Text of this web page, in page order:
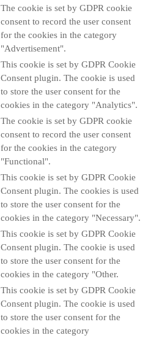
The cookie is set by GDPR cookie
consent to record the user consent
for the cookies in the category
"Advertisement".
This cookie is set by GDPR Cookie
Consent plugin. The cookie is used
to store the user consent for the
cookies in the category "Analytics".
The cookie is set by GDPR cookie
consent to record the user consent
for the cookies in the category
"Functional".
This cookie is set by GDPR Cookie
Consent plugin. The cookies is used
to store the user consent for the
cookies in the category "Necessary".
This cookie is set by GDPR Cookie
Consent plugin. The cookie is used
to store the user consent for the
cookies in the category "Other.
This cookie is set by GDPR Cookie
Consent plugin. The cookie is used
to store the user consent for the
cookies in the category